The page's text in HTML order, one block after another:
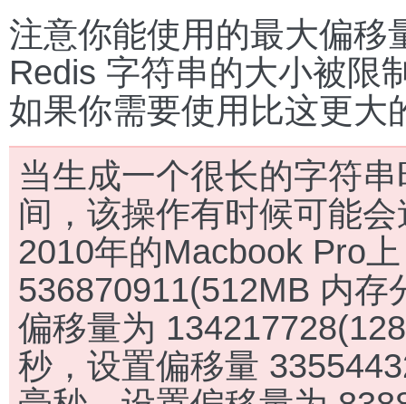
注意你能使用的最大偏移
Redis 字符串的大小被限
如果你需要使用比这更
当生成一个很长的字符
间，该操作有时候可能
2010年的Macbook Pro
536870911(512MB 内
偏移量为
秒，设置偏移量